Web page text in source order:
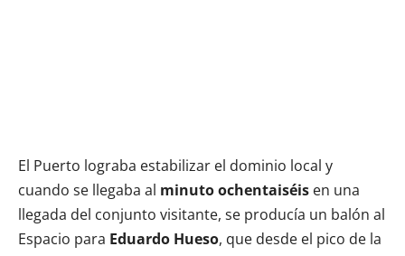
El Puerto lograba estabilizar el dominio local y
cuando se llegaba al minuto ochentaiséis en una
llegada del conjunto visitante, se producía un balón al
Espacio para Eduardo Hueso, que desde el pico de la